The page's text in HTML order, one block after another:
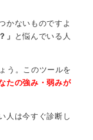
の停滞です。昇
やかになり、将
る可能性があ
です。同期や後
ことや「やる
かないものですよ
」
と悩んでいる人
う。このツールを
たの強み・弱みが
人は今すぐ診断し